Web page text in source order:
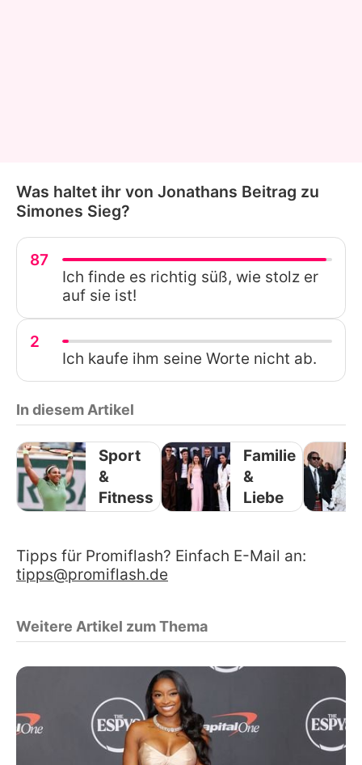
Was haltet ihr von Jonathans Beitrag zu
Simones Sieg?
87
Ich finde es richtig süß, wie stolz er
auf sie ist!
2
Ich kaufe ihm seine Worte nicht ab.
In diesem Artikel
Sport
&
Fitness
Familie
&
Liebe
Tipps für Promiflash? Einfach E-Mail an:
tipps@promiflash.de
Weitere Artikel zum Thema